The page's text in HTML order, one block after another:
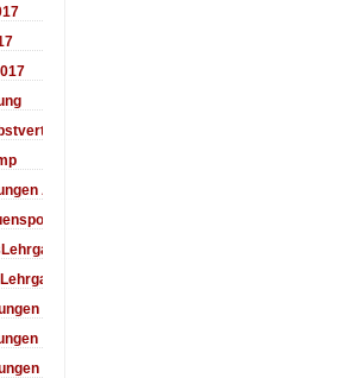
für Kinder
Arnis